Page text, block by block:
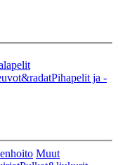
Pihapelit ja -
Muut